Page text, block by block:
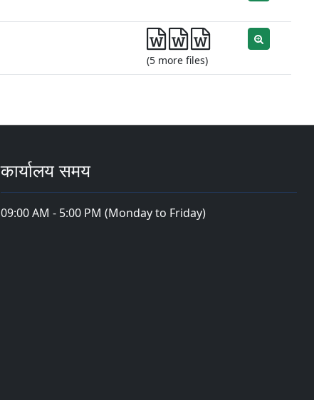
(5 more files)
कार्यालय समय
09:00 AM - 5:00 PM (Monday to Friday)